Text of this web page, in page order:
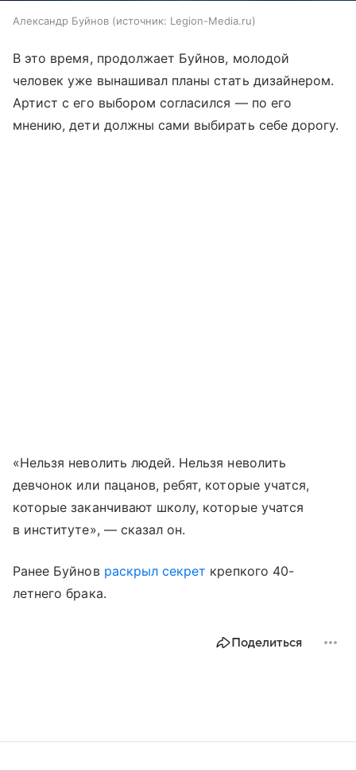
Александр Буйнов источник: Legion-Media.ru
В это время, продолжает Буйнов, молодой
человек уже вынашивал планы стать дизайнером.
Артист с его выбором согласился — по его
мнению, дети должны сами выбирать себе дорогу.
«Нельзя неволить людей. Нельзя неволить
девчонок или пацанов, ребят, которые учатся,
которые заканчивают школу, которые учатся
в институте», — сказал он.
Ранее Буйнов раскрыл секрет крепкого 40-
летнего брака.
Поделиться